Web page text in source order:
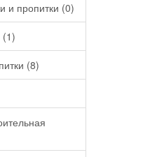
и пропитки (0)
(8)